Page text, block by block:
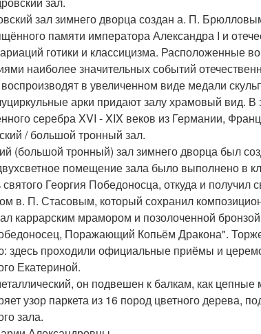
зал зимнего дворца создан а. П.
памяти императора Александра I и
готики и классицизма. Расположенные
наиболее значительных событий
в увеличенном виде медали
арки придают залу храмовый вид. В
серебра XVI - XIX веков из Германии,
/ большой тронный зал.
(большой тронный) зал зимнего дворца был
помещение зала было выполнено в
святого Георгия Победоносца, откуда и
в. П. Стасовым, который сохранил
каррарским мрамором и позолоченной
Поражающий Копьём Дракона".
здесь проходили официальные приёмы и
Екатериной.
он подвешен к балкам, как
узор паркета из 16 пород цветного дерева,
зала.